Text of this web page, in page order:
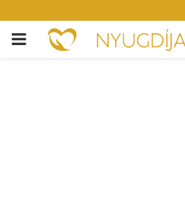
PRIMARY